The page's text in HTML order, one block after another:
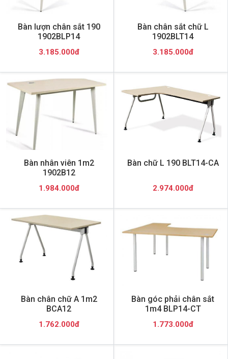
Bàn lượn chân sắt 190
1902BLP14
3.185.000đ
Bàn chân sắt chữ L
1902BLT14
3.185.000đ
Bàn nhân viên 1m2
1902B12
1.984.000đ
Bàn chữ L 190 BLT14-CA
2.974.000đ
Bàn chân chữ A 1m2
BCA12
1.762.000đ
Bàn góc phải chân sắt
1m4 BLP14-CT
1.773.000đ